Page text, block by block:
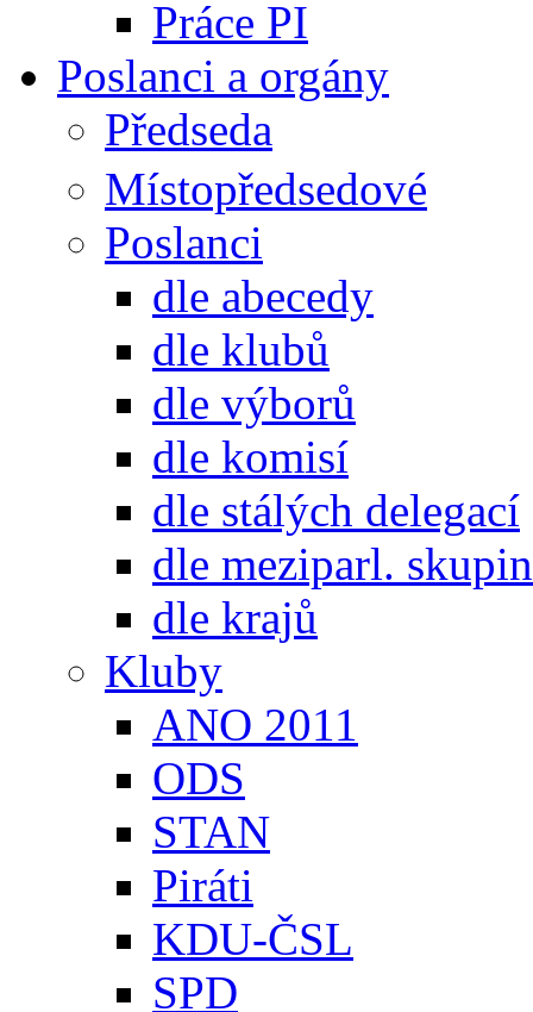
Práce PI
Poslanci a orgány
Předseda
Místopředsedové
Poslanci
dle abecedy
dle klubů
dle výborů
dle komisí
dle stálých delegací
dle meziparl. skupin
dle krajů
Kluby
ANO 2011
ODS
STAN
Piráti
KDU-ČSL
SPD